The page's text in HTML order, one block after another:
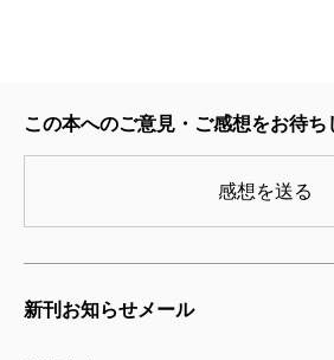
確保とその販売維持」という点
できない問題です。これまで
は、既刊作品をもっと新しい読
うと、〈新潮文庫の掘り出し
冊〉〈おとなの時間〉といっ
施し、普段、棚に差してある文
2023/02/25
2022/07/28
693円
この本へのご意見・ご感想をお待ち
感想を送る
新刊お知らせメール